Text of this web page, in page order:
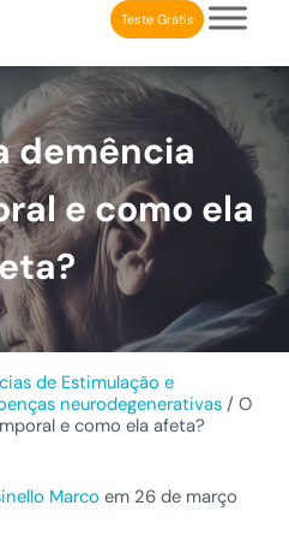
para profissionais
Teste Grátis
demência
e como ela
de Estimulação e
neurodegenerativas / O
e como ela afeta?
Marco em 26 de março